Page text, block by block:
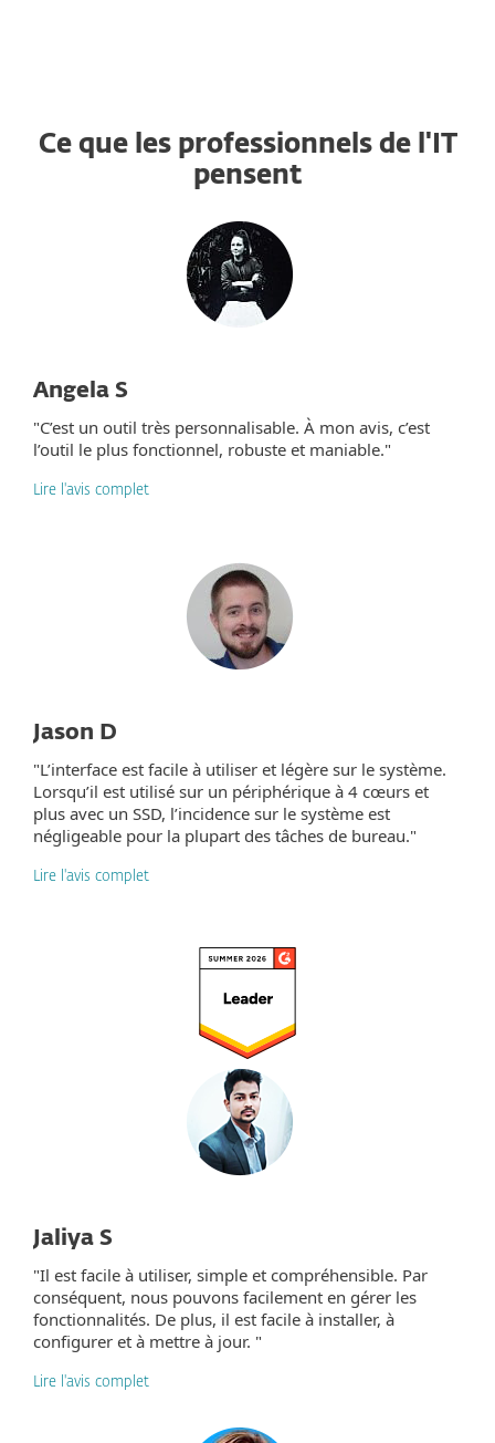
Ce que les professionnels de l'IT
pensent
Angela S
"C’est un outil très personnalisable. À mon avis, c’est
l’outil le plus fonctionnel, robuste et maniable."
Lire l'avis complet
Jason D
"L’interface est facile à utiliser et légère sur le système.
Lorsqu’il est utilisé sur un périphérique à 4 cœurs et
plus avec un SSD, l’incidence sur le système est
négligeable pour la plupart des tâches de bureau."
Lire l'avis complet
Jaliya S
"Il est facile à utiliser, simple et compréhensible. Par
conséquent, nous pouvons facilement en gérer les
fonctionnalités. De plus, il est facile à installer, à
configurer et à mettre à jour. "
Lire l'avis complet